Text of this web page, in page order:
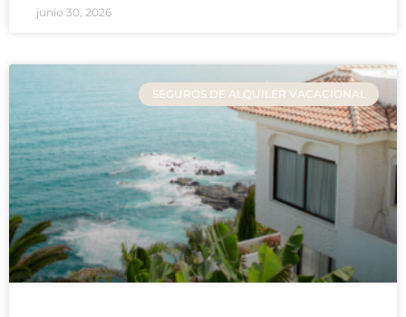
junio 30, 2026
SEGUROS DE ALQUILER VACACIONAL